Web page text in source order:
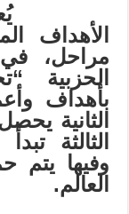
يُعتقد
الأهداف
مراحل، في
الحزبية
بأهداف
الثانية
الثالثة
وفيها يتم
العالم.